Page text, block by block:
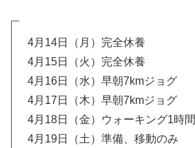
4月14日（月）完全休養
4月15日（火）完全休養
4月16日（水）早朝7kmジョグ
4月17日（木）早朝7kmジョグ
4月18日（金）ウォーキング1時間
4月19日（土）準備、移動のみ